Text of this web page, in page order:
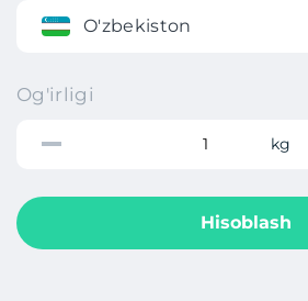
O'zbekiston
Og'irligi
kg
Hisoblash